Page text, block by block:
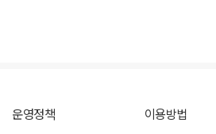
운영정책 이용방법